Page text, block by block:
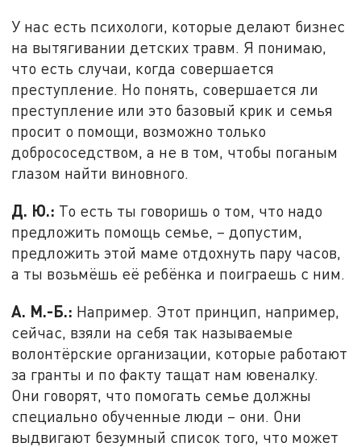
У нас есть психологи, которые делают бизнес
на вытягивании детских травм. Я понимаю,
что есть случаи, когда совершается
преступление. Но понять, совершается ли
преступление или это базовый крик и семья
просит о помощи, возможно только
добрососедством, а не в том, чтобы поганым
глазом найти виновного.
Д. Ю.: То есть ты говоришь о том, что надо
предложить помощь семье, – допустим,
предложить этой маме отдохнуть пару часов,
а ты возьмёшь её ребёнка и поиграешь с ним.
А. М.-Б.: Например. Этот принцип, например,
сейчас, взяли на себя так называемые
волонтёрские организации, которые работают
за гранты и по факту тащат нам ювеналку.
Они говорят, что помогать семье должны
специально обученные люди – они. Они
выдвигают безумный список того, что может